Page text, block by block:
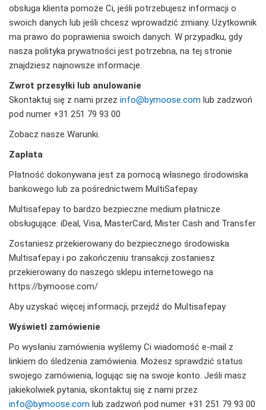
obsługa klienta pomoże Ci, jeśli potrzebujesz informacji o
swoich danych lub jeśli chcesz wprowadzić zmiany. Użytkownik
ma prawo do poprawienia swoich danych. W przypadku, gdy
nasza polityka prywatności jest potrzebna, na tej stronie
znajdziesz najnowsze informacje.
Zwrot przesyłki lub anulowanie
Skontaktuj się z nami przez info@bymoose.com lub zadzwoń
pod numer +31 251 79 93 00
Zobacz nasze Warunki.
Zapłata
Płatność dokonywana jest za pomocą własnego środowiska
bankowego lub za pośrednictwem MultiSafepay.
Multisafepay to bardzo bezpieczne medium płatnicze
obsługujące: iDeal, Visa, MasterCard, Mister Cash and Transfer
Zostaniesz przekierowany do bezpiecznego środowiska
Multisafepay i po zakończeniu transakcji zostaniesz
przekierowany do naszego sklepu internetowego na
https://bymoose.com/
Aby uzyskać więcej informacji, przejdź do Multisafepay
Wyświetl zamówienie
Po wysłaniu zamówienia wyślemy Ci wiadomość e-mail z
linkiem do śledzenia zamówienia. Możesz sprawdzić status
swojego zamówienia, logując się na swoje konto. Jeśli masz
jakiekolwiek pytania, skontaktuj się z nami przez
info@bymoose.com lub zadzwoń pod numer +31 251 79 93 00